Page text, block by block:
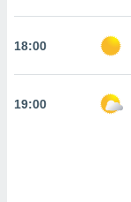
perfil
y
en
18:00
19:00